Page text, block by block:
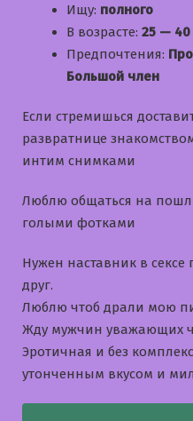
Ищу: полного
В возрасте: 25 — 40
Предпочтения:
Большой член
Если стремишься
развратнице
интим снимками
Люблю общаться на
голыми фотками
Нужен наставник в
друг.
Люблю чтоб драли мою
Жду мужчин уважающих
Эротичная и без
утонченным вкусом и